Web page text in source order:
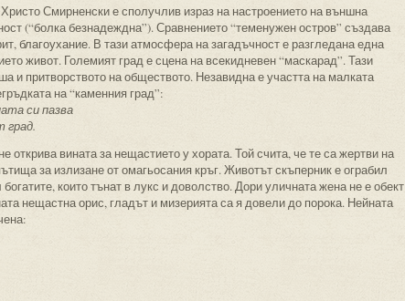
Смирненски е сполучлив израз на настроението на външна
(“болка безнадеждна”). Сравнението “теменужен остров” създава
благоухание. В тази атмосфера на загадъчност е разгледана една
живот. Големият град е сцена на всекидневен “маскарад”. Тази
и притворството на обществото. Незавидна е участта на малката
на “каменния град”:
си пазва
град.
открива вината за нещастието у хората. Той счита, че те са жертви на
за излизане от омагьосания кръг. Животът скъперник е ограбил
които тънат в лукс и доволство. Дори уличната жена не е обект
нещастна орис, гладът и мизерията са я довели до порока. Нейната